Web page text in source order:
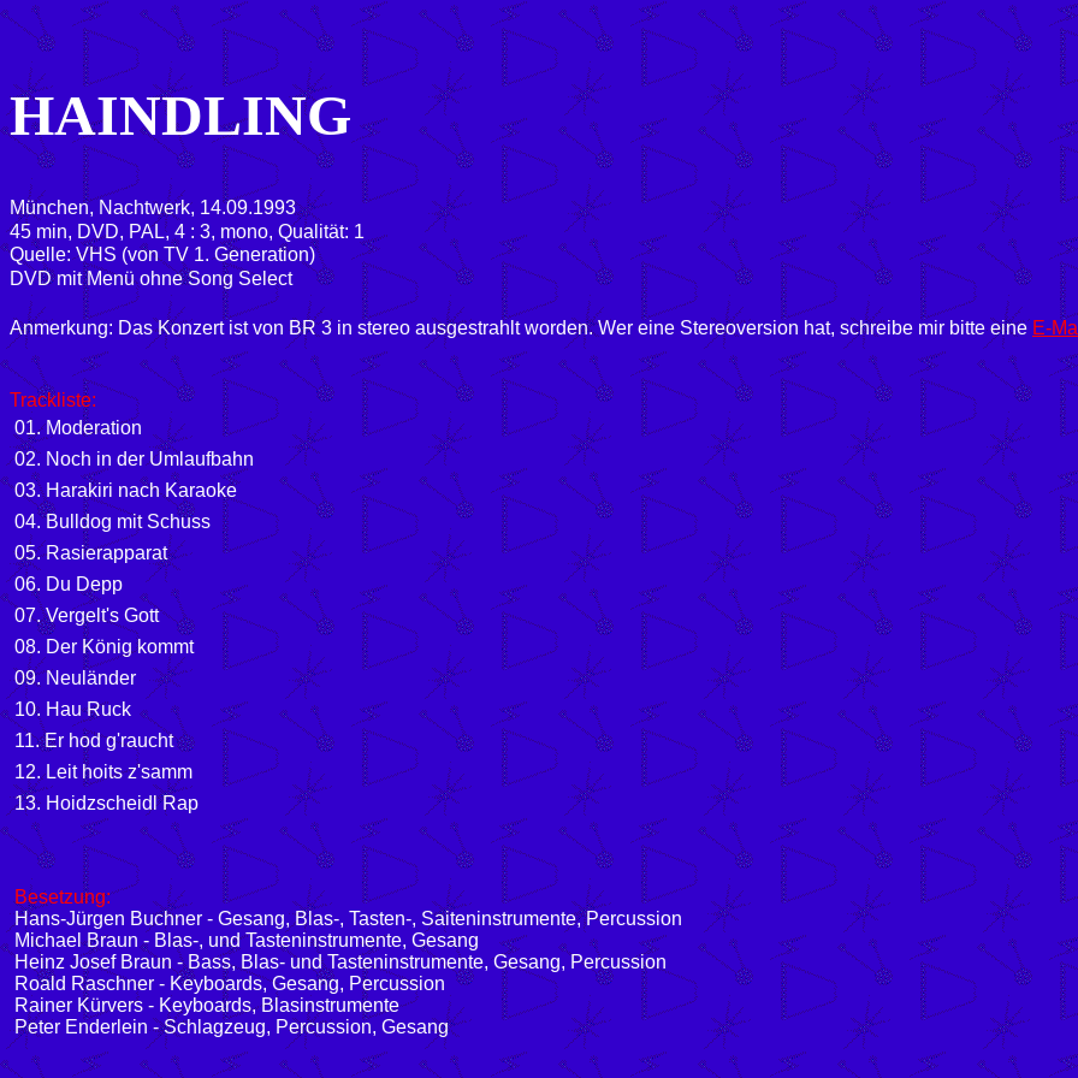
HAINDLING
München, Nachtwerk, 14.09.1993
45 min, DVD, PAL, 4 : 3, mono, Qualität: 1
Quelle: VHS (von TV 1. Generation)
DVD mit Menü ohne Song Select
Anmerkung: Das Konzert ist von BR 3 in stereo ausgestrahlt worden. Wer eine Stereoversion hat, schreibe mir bitte eine E-
Trackliste:
01. Moderation
02. Noch in der Umlaufbahn
03. Harakiri nach Karaoke
04. Bulldog mit Schuss
05. Rasierapparat
06. Du Depp
07. Vergelt's Gott
08. Der König kommt
09. Neuländer
10. Hau Ruck
11. Er hod g'raucht
12. Leit hoits z'samm
13. Hoidzscheidl Rap
Besetzung:
Hans-Jürgen Buchner - Gesang, Blas-, Tasten-, Saiteninstrumente, Percussion
Michael Braun - Blas-, und Tasteninstrumente, Gesang
Heinz Josef Braun - Bass, Blas- und Tasteninstrumente, Gesang, Percussion
Roald Raschner - Keyboards, Gesang, Percussion
Rainer Kürvers - Keyboards, Blasinstrumente
Peter Enderlein - Schlagzeug, Percussion, Gesang